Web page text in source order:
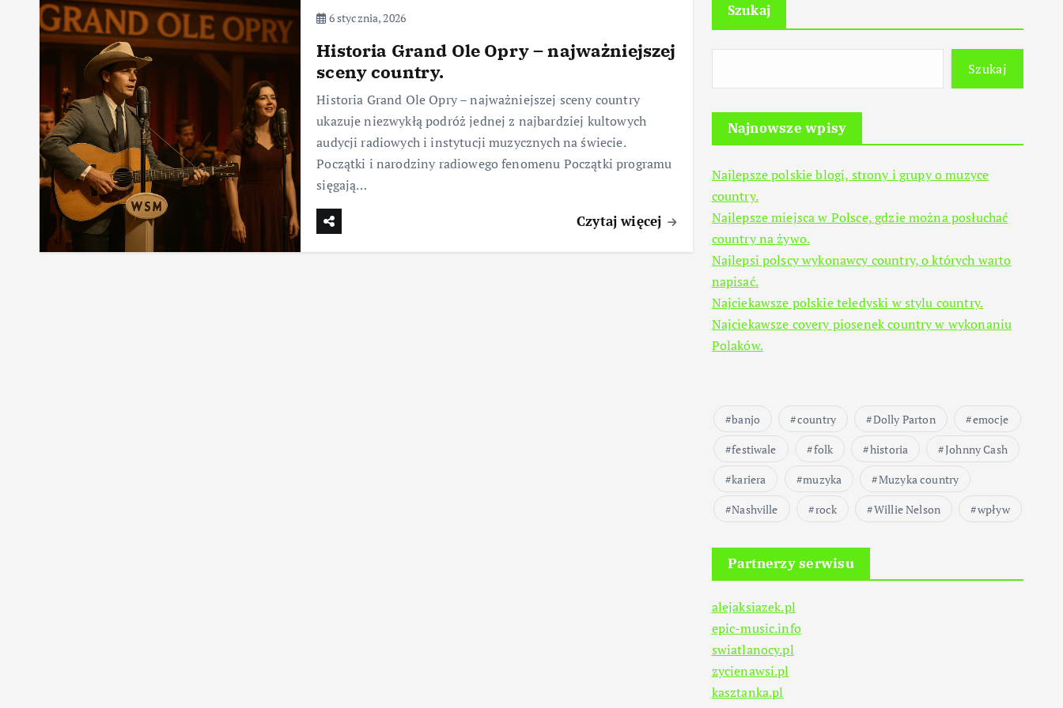
6 stycznia, 2026
Historia Grand Ole Opry – najważniejszej
sceny country.
Historia Grand Ole Opry – najważniejszej sceny country
ukazuje niezwykłą podróż jednej z najbardziej kultowych
audycji radiowych i instytucji muzycznych na świecie.
Początki i narodziny radiowego fenomenu Początki programu
sięgają…
Czytaj więcej
Szukaj
Szukaj
Najnowsze wpisy
Najlepsze polskie blogi, strony i grupy o muzyce
country.
Najlepsze miejsca w Polsce, gdzie można posłuchać
country na żywo.
Najlepsi polscy wykonawcy country, o których warto
napisać.
Najciekawsze polskie teledyski w stylu country.
Najciekawsze covery piosenek country w wykonaniu
Polaków.
banjo country Dolly Parton
emocje
festiwale
folk historia
Johnny Cash
kariera
muzyka
Muzyka country
Nashville
rock Willie Nelson wpływ
Partnerzy serwisu
alejaksiazek.pl
epic-music.info
swiatlanocy.pl
zycienawsi.pl
kasztanka.pl